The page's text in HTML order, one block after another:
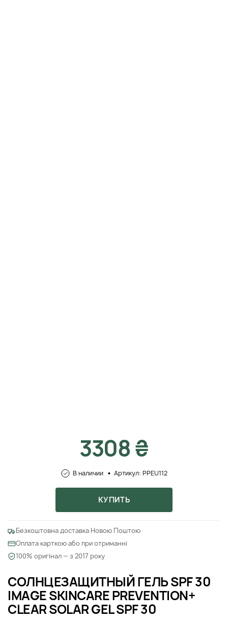
СОЛНЦЕЗАЩИТНЫЙ ГЕЛЬ SPF 30
IMAGE SKINCARE PREVENTION+
CLEAR SOLAR GEL SPF 30
3308 ₴
В наличии Артикул: PPEU112
КУПИТЬ
Безкоштовна доставка Новою Поштою
Оплата карткою або при отриманні
100% оригінал — з 2017 року